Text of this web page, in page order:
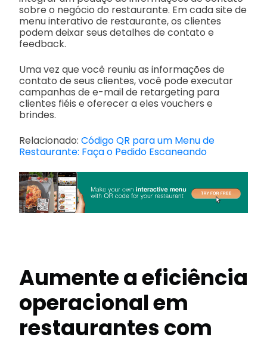
sobre o negócio do restaurante. Em cada site de
menu interativo de restaurante, os clientes
podem deixar seus detalhes de contato e
feedback.
Uma vez que você reuniu as informações de
contato de seus clientes, você pode executar
campanhas de e-mail de retargeting para
clientes fiéis e oferecer a eles vouchers e
brindes.
Relacionado: Código QR para um Menu de
Restaurante: Faça o Pedido Escaneando
Aumente a eficiência
operacional em
restaurantes com